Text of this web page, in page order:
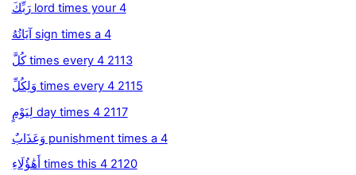
رَبِّكَ lord times your 4
آيَاتُهُ sign times a 4
كُلَّ times every 4 2113
وَلِكُلِّ times every 4 2115
لِيَوْمٍ day times 4 2117
وَعَذَابٌ punishment times a 4
أَهَٰؤُلَاءِ times this 4 2120